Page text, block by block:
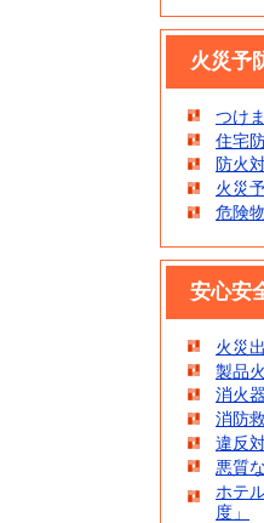
火災予
つけ
住宅
防火
火災
危険物
安心安
火災
製品
消火
消防
違反
悪質
ホテ
度」